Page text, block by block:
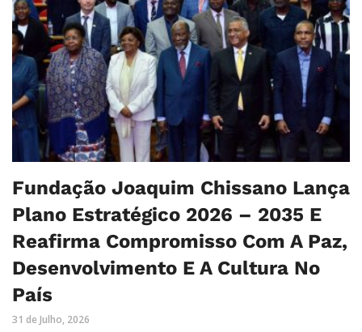
Fundação Joaquim Chissano Lança
Plano Estratégico 2026 – 2035 E
Reafirma Compromisso Com A Paz,
Desenvolvimento E A Cultura No
País
31 de Julho, 2026